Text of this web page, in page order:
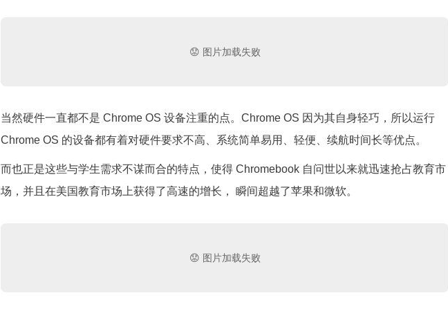
当然硬件一直都不是 Chrome OS 设备注重的点。Chrome OS 因为其自身轻巧，所以运行
Chrome OS 的设备都有着对硬件要求不高、系统简单易用、轻便、续航时间长等优点。
而也正是这些与学生需求不谋而合的特点，使得 Chromebook 自问世以来就迅速抢占教育市
场，并且在美国教育市场上获得了高速的增长， 瞬间超越了苹果和微软。